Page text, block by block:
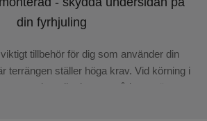
din fyrhjuling
tillbehör för dig som använder din
terrängen ställer höga krav. Vid körning i
eller byggområden utsätts
för stenar, rötter, stubbar och slag som